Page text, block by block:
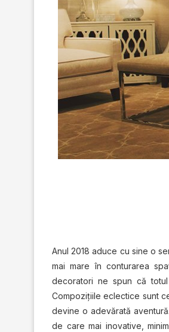
Anul 2018 aduce cu sine o
mai mare în conturarea
decoratori ne spun că
Compoziţiile eclectice sunt
devine o adevărată
de care mai inovative,